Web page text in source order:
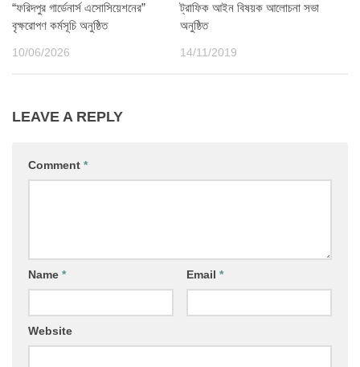
“ফরিদপুর গার্ডেনার্স এসোসিয়েশনের”
বৃক্ষরোপণ কর্মসূচি অনুষ্ঠিত
10/06/2026
ট্রাফিক আইন বিষয়ক আলোচনা সভা
অনুষ্ঠিত
14/11/2019
LEAVE A REPLY
Comment *
Name * Email *
Website